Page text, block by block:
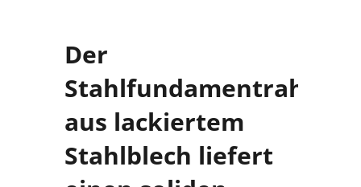
Der
Stahlfundamentrahmen
aus lackiertem
Stahlblech liefert